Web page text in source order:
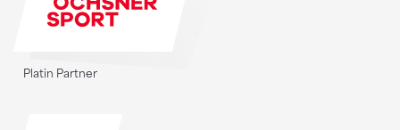
Platin Partner